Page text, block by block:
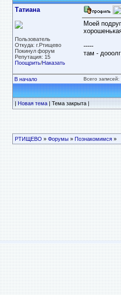
Татиана
Пользователь
Откуда: г.Ртищево
Покинул форум
Репутация: 15
Поощрить/Наказать
Моей
-----
там -
В начало Всего записей:
|Новая тема| Тема закрыта |
РТИЩЕВО » Форумы» Познакомимся»